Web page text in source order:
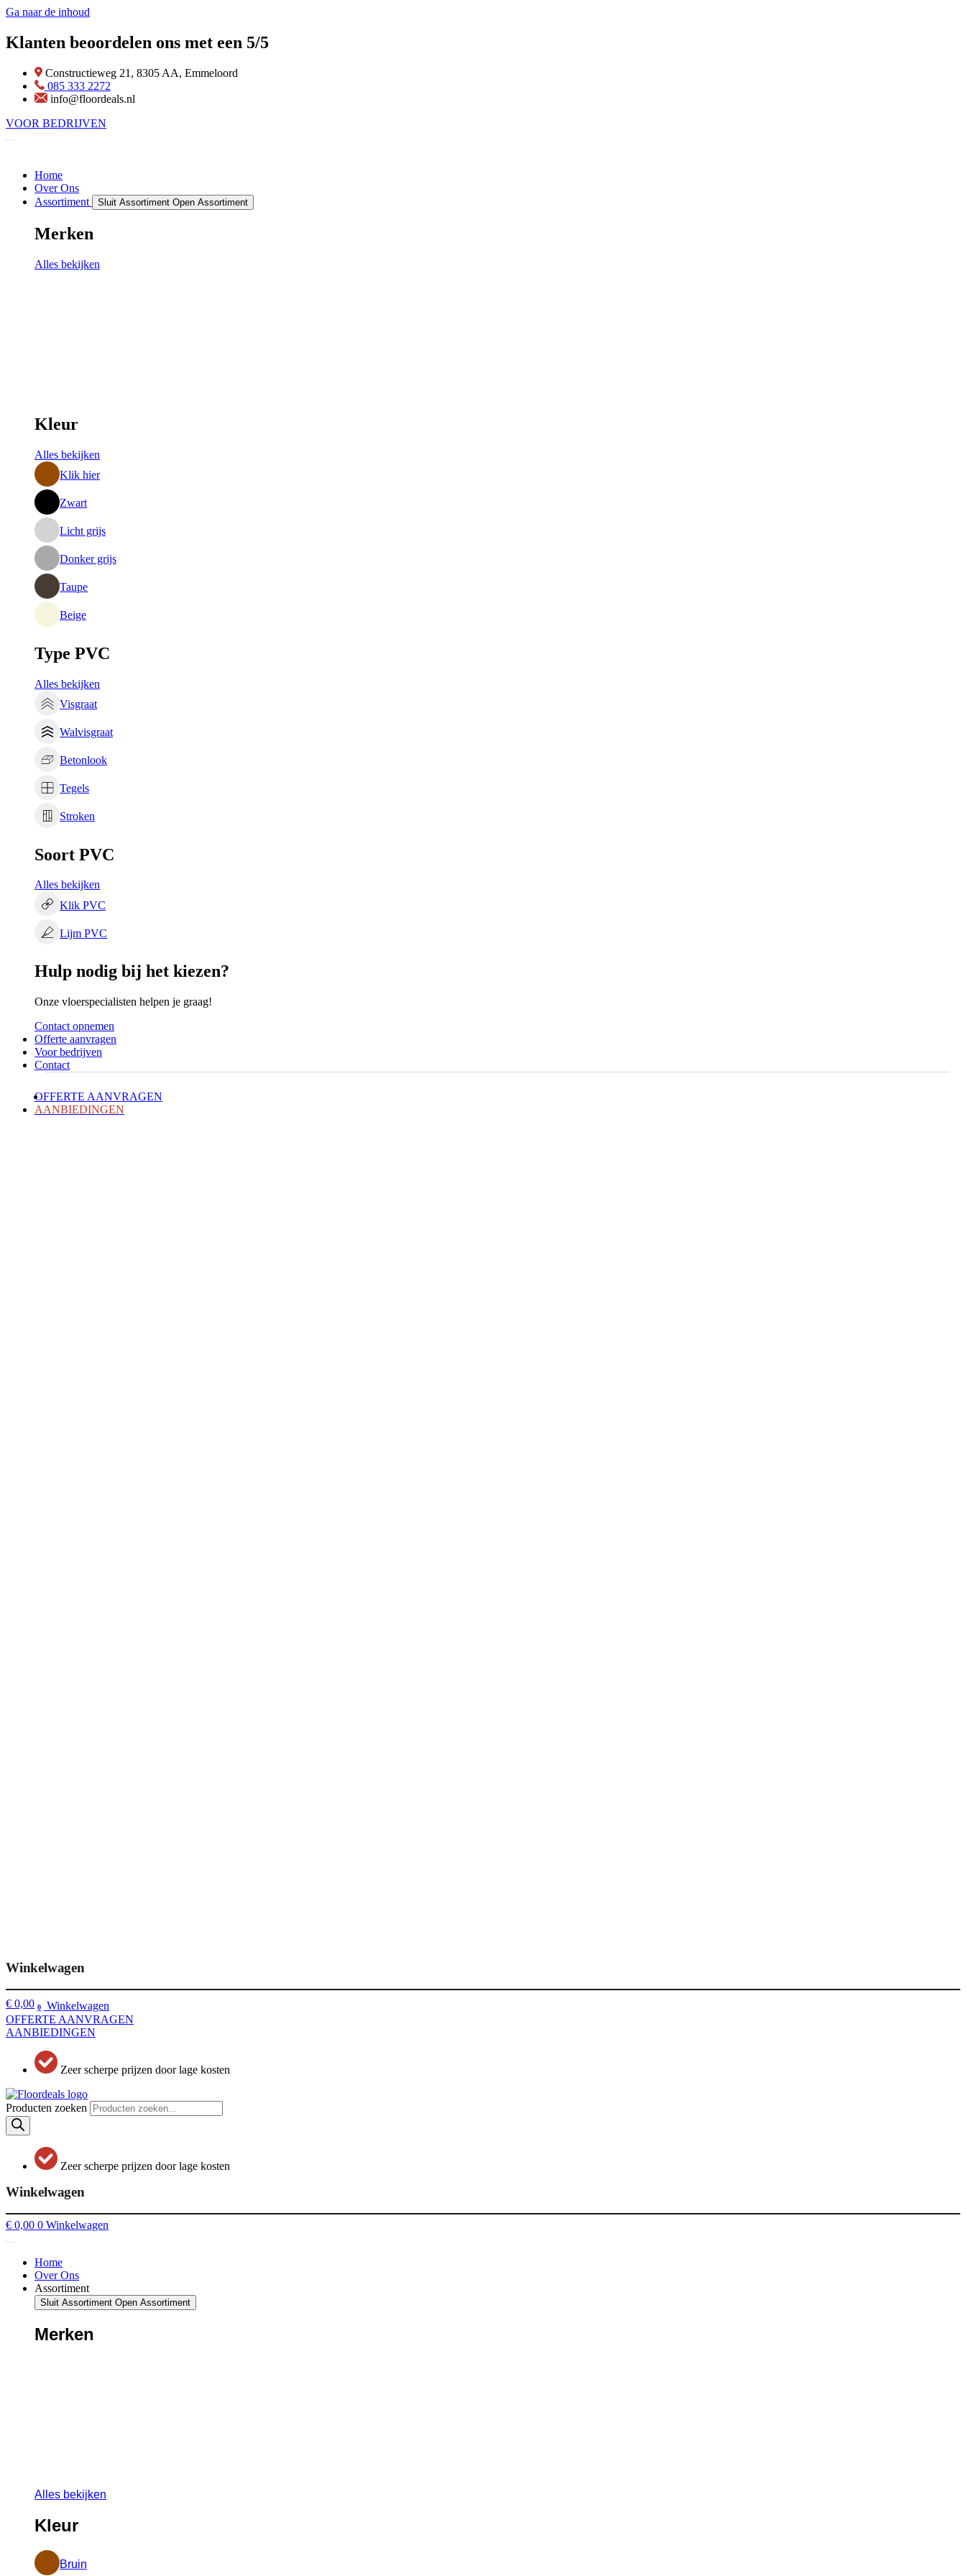
Ga naar de inhoud
Klanten beoordelen ons met een 5/5
Constructieweg 21, 8305 AA, Emmeloord
085 333 2272
info@floordeals.nl
VOOR BEDRIJVEN
Home
Over Ons
Assortiment
Sluit Assortiment Open Assortiment
Merken
Alles bekijken
Kleur
Alles bekijken
Klik hier
Zwart
Licht grijs
Donker grijs
Taupe
Beige
Type PVC
Alles bekijken
Visgraat
Walvisgraat
Betonlook
Tegels
Stroken
Soort PVC
Alles bekijken
Klik PVC
Lijm PVC
Hulp nodig bij het kiezen?
Onze vloerspecialisten helpen je graag!
Contact opnemen
Offerte aanvragen
Voor bedrijven
Contact
OFFERTE AANVRAGEN
AANBIEDINGEN
€ 0,00 0
Winkelwagen
OFFERTE AANVRAGEN
AANBIEDINGEN
Zeer scherpe prijzen door lage kosten
Producten zoeken
Zeer scherpe prijzen door lage kosten
€ 0,00 0 Winkelwagen
Home
Over Ons
Assortiment
Sluit Assortiment Open Assortiment
Merken
Alles bekijken
Kleur
Bruin